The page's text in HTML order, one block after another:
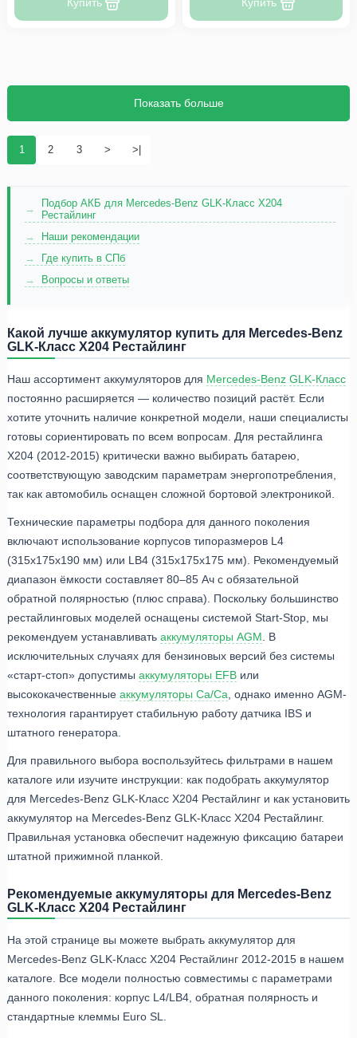
Купить Купить
1 2 3 > >|
Показать больше
Подбор АКБ для Mercedes-Benz GLK-Класс X204
Рестайлинг
Наши рекомендации
Где купить в СПб
Вопросы и ответы
Какой лучше аккумулятор купить для Mercedes-Benz
GLK-Класс X204 Рестайлинг
Наш ассортимент аккумуляторов для Mercedes-Benz GLK-Класс
постоянно расширяется — количество позиций растёт. Если
хотите уточнить наличие конкретной модели, наши специалисты
готовы сориентировать по всем вопросам. Для рестайлинга
X204 (2012-2015) критически важно выбирать батарею,
соответствующую заводским параметрам энергопотребления,
так как автомобиль оснащен сложной бортовой электроникой.
Технические параметры подбора для данного поколения
включают использование корпусов типоразмеров L4
(315x175x190 мм) или LB4 (315x175x175 мм). Рекомендуемый
диапазон ёмкости составляет 80–85 Ач с обязательной
обратной полярностью (плюс справа). Поскольку большинство
рестайлинговых моделей оснащены системой Start-Stop, мы
рекомендуем устанавливать аккумуляторы AGM . В
исключительных случаях для бензиновых версий без системы
«старт-стоп» допустимы аккумуляторы EFB или
высококачественные аккумуляторы Ca/Ca , однако именно AGM-
технология гарантирует стабильную работу датчика IBS и
штатного генератора.
Для правильного выбора воспользуйтесь фильтрами в нашем
каталоге или изучите инструкции: как подобрать аккумулятор
для Mercedes-Benz GLK-Класс X204 Рестайлинг и как установить
аккумулятор на Mercedes-Benz GLK-Класс X204 Рестайлинг.
Правильная установка обеспечит надежную фиксацию батареи
штатной прижимной планкой.
Рекомендуемые аккумуляторы для Mercedes-Benz
GLK-Класс X204 Рестайлинг
На этой странице вы можете выбрать аккумулятор для
Mercedes-Benz GLK-Класс X204 Рестайлинг 2012-2015 в нашем
каталоге. Все модели полностью совместимы с параметрами
данного поколения: корпус L4/LB4, обратная полярность и
стандартные клеммы Euro SL.